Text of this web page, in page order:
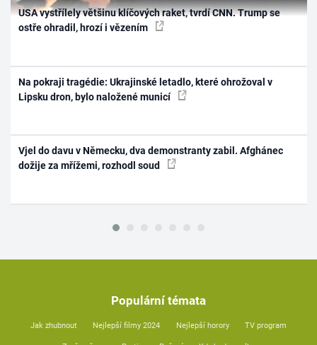
USA vystřílely většinu klíčových raket, tvrdí CNN. Trump se
ostře ohradil, hrozí i vězením
Na pokraji tragédie: Ukrajinské letadlo, které ohrožoval v
Lipsku dron, bylo naložené municí
Vjel do davu v Německu, dva demonstranty zabil. Afghánec
dožije za mřížemi, rozhodl soud
Populární témata
Jak zhubnout Nejlepší filmy 2024 Nejlepší horory TV program